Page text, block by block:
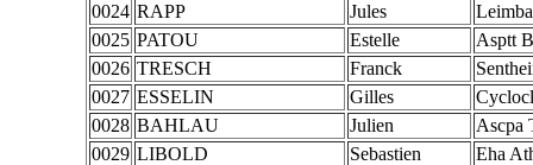
0024 RAPP Jules
0025 PATOU Estelle
Asptt
0026 TRESCH Franck
0027 ESSELIN Gilles
0028 BAHLAU Julien
Ascpa
0029 LIBOLD Sebastien
Eha